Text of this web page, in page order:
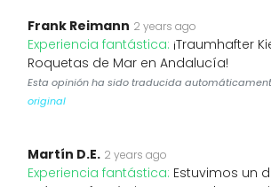
Frank Reimann 2 years ago
Experiencia fantástica: ¡Traumhafter
Roquetas de Mar en Andalucía!
Esta opinión ha sido traducida
original
Martín D.E. 2 years ago
Experiencia fantástica: Estuvimos un